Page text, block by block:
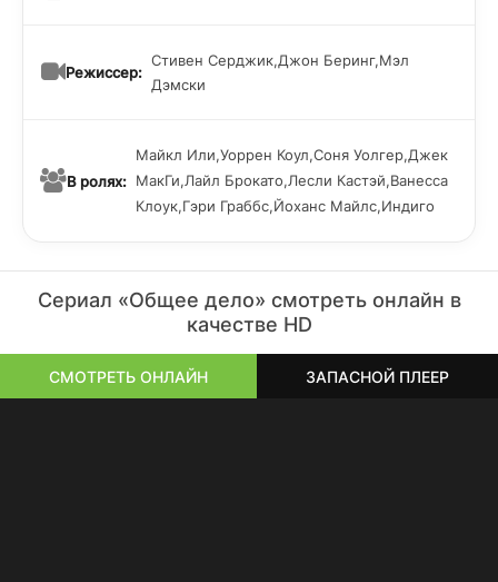
Режиссер:
Стивен Серджик,Джон Беринг,Мэл
Дэмски
В ролях:
Майкл Или,Уоррен Коул,Соня Уолгер,Джек
МакГи,Лайл Брокато,Лесли Кастэй,Ванесса
Клоук,Гэри Граббс,Йоханс Майлс,Индиго
Сериал «Общее дело» смотреть онлайн в
качестве HD
СМОТРЕТЬ ОНЛАЙН ЗАПАСНОЙ ПЛЕЕР